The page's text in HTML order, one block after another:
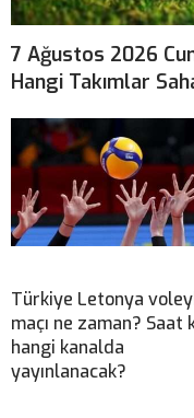
7 Ağustos 2026
Hangi Takımlar
Türkiye Letonya
maçı ne zaman? Saat
hangi kanalda
yayınlanacak?